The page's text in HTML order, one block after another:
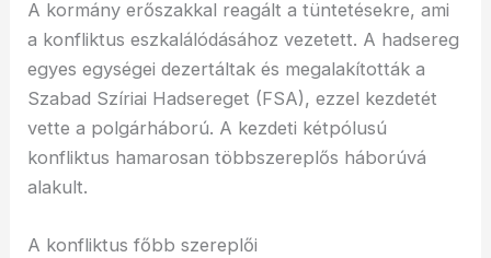
A kormány erőszakkal reagált a tüntetésekre, ami
a konfliktus eszkalálódásához vezetett. A hadsereg
egyes egységei dezertáltak és megalakították a
Szabad Szíriai Hadsereget (FSA), ezzel kezdetét
vette a polgárháború. A kezdeti kétpólusú
konfliktus hamarosan többszereplős háborúvá
alakult.
A konfliktus főbb szereplői